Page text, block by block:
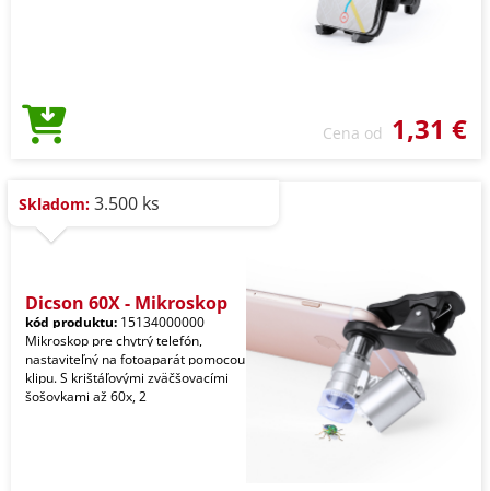
Cena od 1,31 €
Skladom: 3.500 ks
Dicson 60X - Mikroskop
kód produktu: 15134000000
Mikroskop pre chytrý telefón,
nastaviteľný na fotoaparát pomocou
klipu. S krištáľovými zväčšovacími
šošovkami až 60x, 2